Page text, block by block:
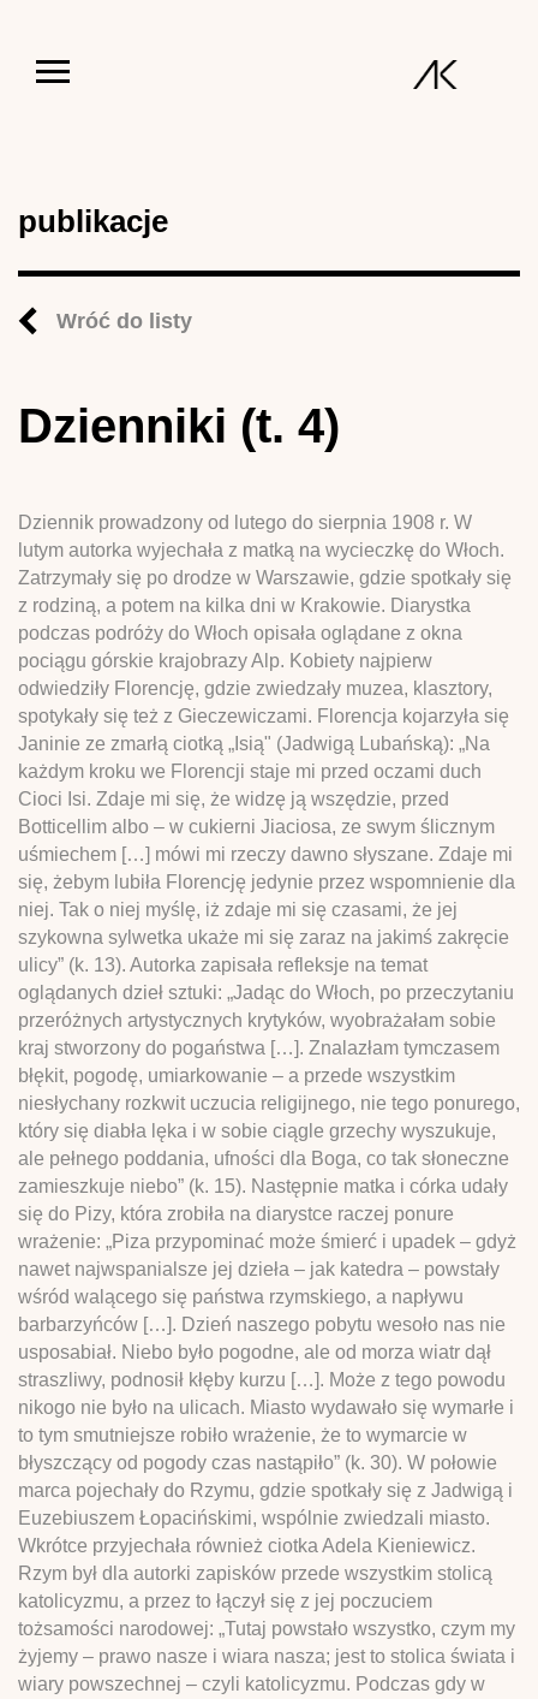
publikacje
Wróć do listy
Dzienniki (t. 4)
Dziennik prowadzony od lutego do sierpnia 1908 r. W
lutym autorka wyjechała z matką na wycieczkę do Włoch.
Zatrzymały się po drodze w Warszawie, gdzie spotkały się
z rodziną, a potem na kilka dni w Krakowie. Diarystka
podczas podróży do Włoch opisała oglądane z okna
pociągu górskie krajobrazy Alp. Kobiety najpierw
odwiedziły Florencję, gdzie zwiedzały muzea, klasztory,
spotykały się też z Gieczewiczami. Florencja kojarzyła się
Janinie ze zmarłą ciotką „Isią" (Jadwigą Lubańską): „Na
każdym kroku we Florencji staje mi przed oczami duch
Cioci Isi. Zdaje mi się, że widzę ją wszędzie, przed
Botticellim albo – w cukierni Jiaciosa, ze swym ślicznym
uśmiechem […] mówi mi rzeczy dawno słyszane. Zdaje mi
się, żebym lubiła Florencję jedynie przez wspomnienie dla
niej. Tak o niej myślę, iż zdaje mi się czasami, że jej
szykowna sylwetka ukaże mi się zaraz na jakimś zakręcie
ulicy” (k. 13). Autorka zapisała refleksje na temat
oglądanych dzieł sztuki: „Jadąc do Włoch, po przeczytaniu
przeróżnych artystycznych krytyków, wyobrażałam sobie
kraj stworzony do pogaństwa […]. Znalazłam tymczasem
błękit, pogodę, umiarkowanie – a przede wszystkim
niesłychany rozkwit uczucia religijnego, nie tego ponurego,
który się diabła lęka i w sobie ciągle grzechy wyszukuje,
ale pełnego poddania, ufności dla Boga, co tak słoneczne
zamieszkuje niebo” (k. 15). Następnie matka i córka udały
się do Pizy, która zrobiła na diarystce raczej ponure
wrażenie: „Piza przypominać może śmierć i upadek – gdyż
nawet najwspanialsze jej dzieła – jak katedra – powstały
wśród walącego się państwa rzymskiego, a napływu
barbarzyńców […]. Dzień naszego pobytu wesoło nas nie
usposabiał. Niebo było pogodne, ale od morza wiatr dął
straszliwy, podnosił kłęby kurzu […]. Może z tego powodu
nikogo nie było na ulicach. Miasto wydawało się wymarłe i
to tym smutniejsze robiło wrażenie, że to wymarcie w
błyszczący od pogody czas nastąpiło” (k. 30). W połowie
marca pojechały do Rzymu, gdzie spotkały się z Jadwigą i
Euzebiuszem Łopacińskimi, wspólnie zwiedzali miasto.
Wkrótce przyjechała również ciotka Adela Kieniewicz.
Rzym był dla autorki zapisków przede wszystkim stolicą
katolicyzmu, a przez to łączył się z jej poczuciem
tożsamości narodowej: „Tutaj powstało wszystko, czym my
żyjemy – prawo nasze i wiara nasza; jest to stolica świata i
wiary powszechnej – czyli katolicyzmu. Podczas gdy w